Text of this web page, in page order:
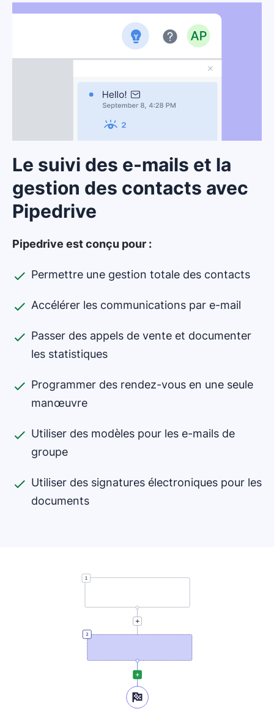
Le suivi des e-mails et la
gestion des contacts avec
Pipedrive
Pipedrive est conçu pour :
Permettre une gestion totale des contacts
Accélérer les communications par e-mail
Passer des appels de vente et documenter
les statistiques
Programmer des rendez-vous en une seule
manœuvre
Utiliser des modèles pour les e-mails de
groupe
Utiliser des signatures électroniques pour les
documents